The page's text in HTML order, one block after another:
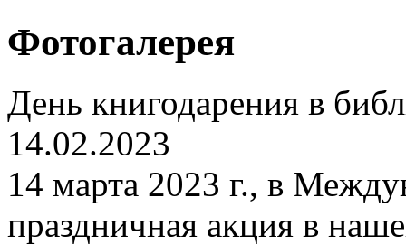
Фотогалерея
День книгодарения в
14.02.2023
14 марта 2023 г., в
праздничная акция в